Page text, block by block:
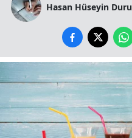
Hasan Hüseyin Duru